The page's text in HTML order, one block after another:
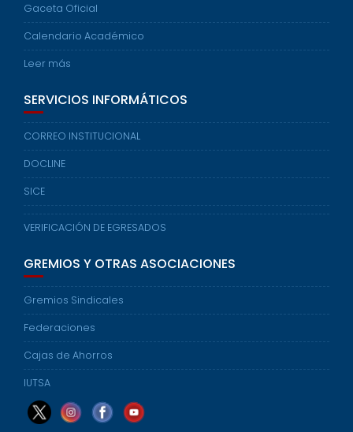
Gaceta Oficial
Calendario Académico
Leer más
SERVICIOS INFORMÁTICOS
CORREO INSTITUCIONAL
DOCLINE
SICE
VERIFICACIÓN DE EGRESADOS
GREMIOS Y OTRAS ASOCIACIONES
Gremios Sindicales
Federaciones
Cajas de Ahorros
IUTSA